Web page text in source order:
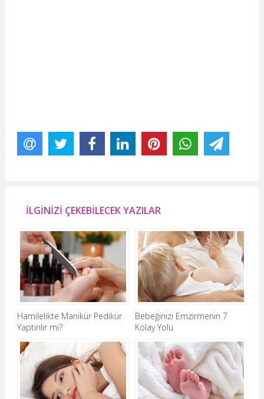
İLGİNİZİ ÇEKEBİLECEK YAZILAR
Hamilelikte Manikür Pedikür
Yaptırılır mı?
Bebeğinizi Emzirmenin 7
Kolay Yolu